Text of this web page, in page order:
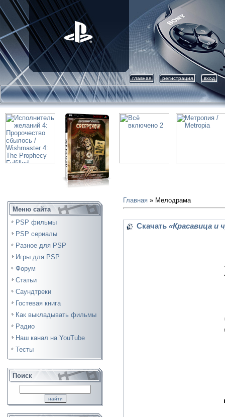
главная регистрация вход
Меню сайта
PSP фильмы
PSP сериалы
Разное для PSP
Игры для PSP
Форум
Статьи
Саундтреки
Гостевая книга
Как выкладывать фильмы
Радио
Наш канал на YouTube
Тесты
Поиск
Главная » Мелодрама
Скачать «Красавица и